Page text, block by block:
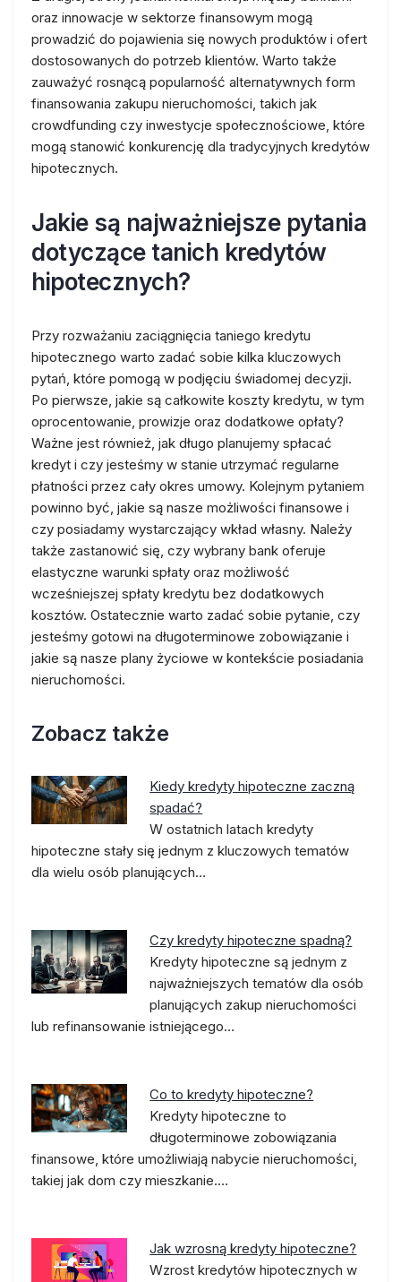
oraz innowacje w sektorze finansowym mogą
prowadzić do pojawienia się nowych produktów i ofert
dostosowanych do potrzeb klientów. Warto także
zauważyć rosnącą popularność alternatywnych form
finansowania zakupu nieruchomości, takich jak
crowdfunding czy inwestycje społecznościowe, które
mogą stanowić konkurencję dla tradycyjnych kredytów
hipotecznych.
Jakie są najważniejsze pytania
dotyczące tanich kredytów
hipotecznych?
Przy rozważaniu zaciągnięcia taniego kredytu
hipotecznego warto zadać sobie kilka kluczowych
pytań, które pomogą w podjęciu świadomej decyzji.
Po pierwsze, jakie są całkowite koszty kredytu, w tym
oprocentowanie, prowizje oraz dodatkowe opłaty?
Ważne jest również, jak długo planujemy spłacać
kredyt i czy jesteśmy w stanie utrzymać regularne
płatności przez cały okres umowy. Kolejnym pytaniem
powinno być, jakie są nasze możliwości finansowe i
czy posiadamy wystarczający wkład własny. Należy
także zastanowić się, czy wybrany bank oferuje
elastyczne warunki spłaty oraz możliwość
wcześniejszej spłaty kredytu bez dodatkowych
kosztów. Ostatecznie warto zadać sobie pytanie, czy
jesteśmy gotowi na długoterminowe zobowiązanie i
jakie są nasze plany życiowe w kontekście posiadania
nieruchomości.
Zobacz także
Kiedy kredyty hipoteczne zaczną
spadać?
W ostatnich latach kredyty
hipoteczne stały się jednym z kluczowych tematów
dla wielu osób planujących…
Czy kredyty hipoteczne spadną?
Kredyty hipoteczne są jednym z
najważniejszych tematów dla osób
planujących zakup nieruchomości
lub refinansowanie istniejącego…
Co to kredyty hipoteczne?
Kredyty hipoteczne to
długoterminowe zobowiązania
finansowe, które umożliwiają nabycie nieruchomości,
takiej jak dom czy mieszkanie.…
Jak wzrosną kredyty hipoteczne?
Wzrost kredytów hipotecznych w